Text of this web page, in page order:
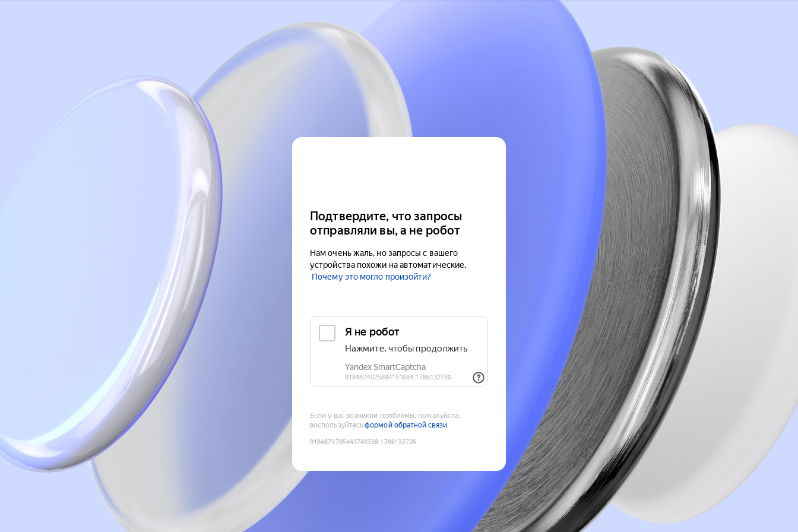
Подтвердите, что запросы
отправляли вы, а не робот
Нам очень жаль, но запросы с вашего
устройства похожи на автоматические.
Почему это могло произойти?
Если у вас возникли проблемы, пожалуйста,
воспользуйтесьформой обратной связи
9184873785443748338:1786132726